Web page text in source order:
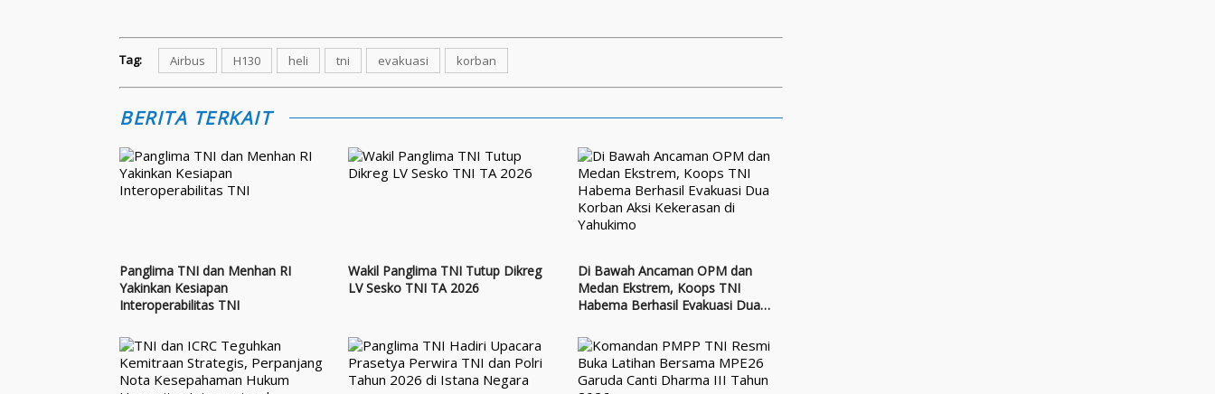
Tag: Airbus H130 heli tni evakuasi korban
BERITA TERKAIT
Panglima TNI dan Menhan RI
Yakinkan Kesiapan
Interoperabilitas TNI
Wakil Panglima TNI Tutup Dikreg
LV Sesko TNI TA 2026
Di Bawah Ancaman OPM dan
Medan Ekstrem, Koops TNI
Habema Berhasil Evakuasi Dua
Yahukimo